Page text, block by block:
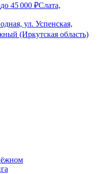
до 45 000 ₽Слата,
ул. Успенская,
(Иркутская область)